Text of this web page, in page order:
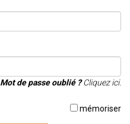
Mot de passe oublié ?Cliquez ici.
mémoriser